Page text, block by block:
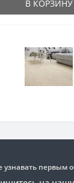
В КОРЗИНУ
узнавать первым